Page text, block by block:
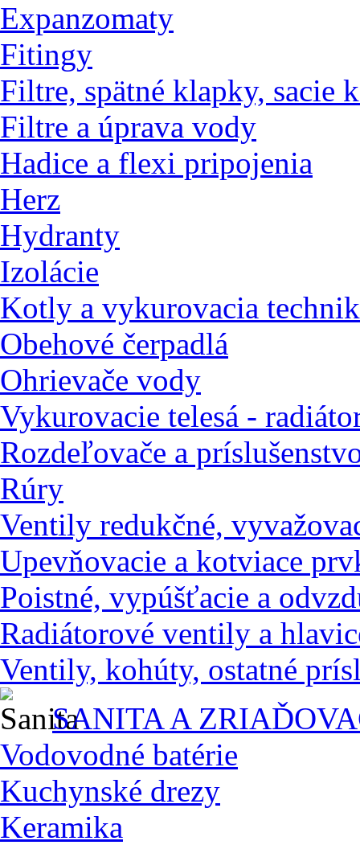
Expanzomaty
Fitingy
Filtre, spätné klapky, sacie
Filtre a úprava vody
Hadice a flexi pripojenia
Herz
Hydranty
Izolácie
Kotly a vykurovacia
Obehové čerpadlá
Ohrievače vody
Vykurovacie telesá -
Rozdeľovače a
Rúry
Ventily redukčné,
Upevňovacie a kotviace
Poistné, vypúšťacie a
Radiátorové ventily a
Ventily, kohúty, ostatné
SANITA A
Vodovodné batérie
Kuchynské drezy
Keramika